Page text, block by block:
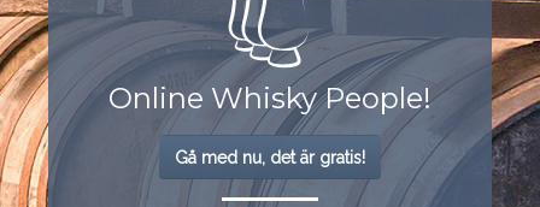
Online Whisky People!
Gå med nu, det är gratis!